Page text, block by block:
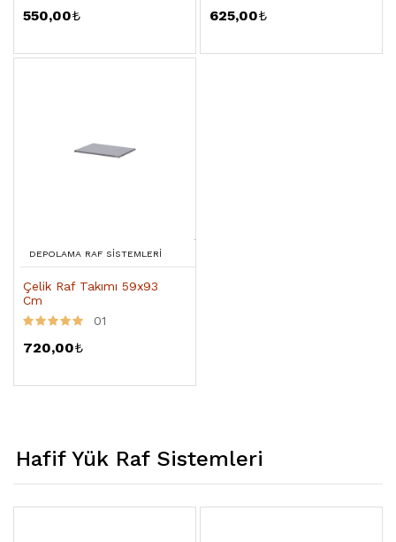
550,00₺ 625,00₺
DEPOLAMA RAF SISTEMLERI
Çelik Raf Takımı 59x93
Cm
01
720,00₺
Hafif Yük Raf Sistemleri